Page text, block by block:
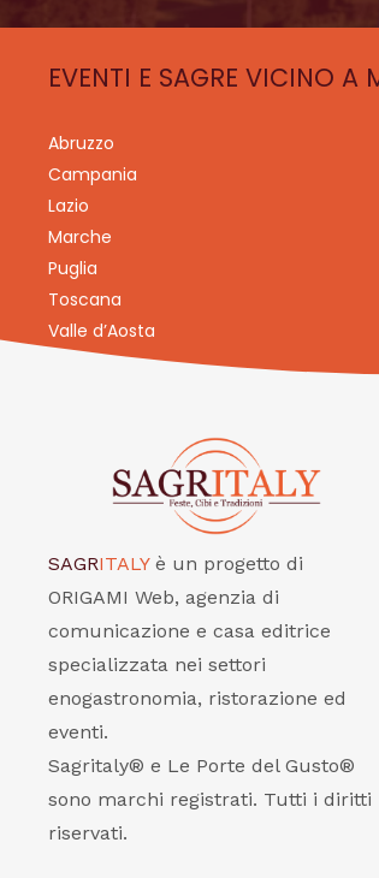
EVENTI E SAGRE VICINO A
Abruzzo
Campania
Lazio
Marche
Puglia
Toscana
Valle d’Aosta
SAGRITALY è un progetto di
ORIGAMI Web, agenzia di
comunicazione e casa editrice
specializzata nei settori
enogastronomia, ristorazione ed
eventi.
Sagritaly® e Le Porte del Gusto®
sono marchi registrati. Tutti i diritti
riservati.